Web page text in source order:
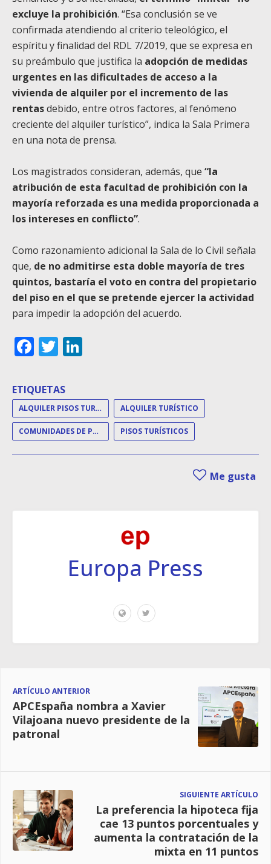
excluye la prohibición. “Esa conclusión se ve
confirmada atendiendo al criterio teleológico, el
espíritu y finalidad del RDL 7/2019, que se expresa en
su preámbulo que justifica la adopción de medidas
urgentes en las dificultades de acceso a la
vivienda de alquiler por el incremento de las
rentasdebido, entre otros factores, al fenómeno
creciente del alquiler turístico”, indica la Sala Primera
en una nota de prensa.
Los magistrados consideran, además, que “la
atribución de esta facultad de prohibición con la
mayoría reforzada es una medida proporcionada a
los intereses en conflicto”.
Como razonamiento adicional la Sala de lo Civil señala
que, de no admitirse esta doble mayoría de tres
quintos, bastaría el voto en contra del propietario
del piso en el que se pretende ejercer la actividad
para impedir la adopción del acuerdo.
Facebook
Twitter
ETIQUETAS
ALQUILER PISOS TURÍSTICOS ALQUILER TURÍSTICO
COMUNIDADES DE PROPIETARIOS PISOS TURÍSTICOS
Me gusta
Europa Press
ARTÍCULO ANTERIOR
APCEspaña nombra a Xavier
Vilajoana nuevo presidente de la
patronal
SIGUIENTE ARTÍCULO
La preferencia la hipoteca fija
cae 13 puntos porcentuales y
aumenta la contratación de la
mixta en 11 puntos